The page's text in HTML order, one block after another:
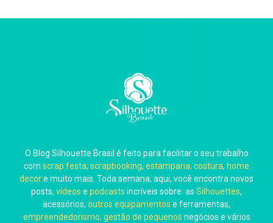
Carla Eschberger
Carol Pessoa
O Blog Silhouette Brasil é feito para facilitar o seu trabalho
com scrap festa, scrapbooking, estamparia, costura, home
decore muito mais. Toda semana, aqui, você encontra novos
posts, vídeos e podcasts incríveis sobre: as Silhouettes,
acessórios, outros equipamentos e ferramentas,
empreendedorismo, gestão de pequenos negócios e vários